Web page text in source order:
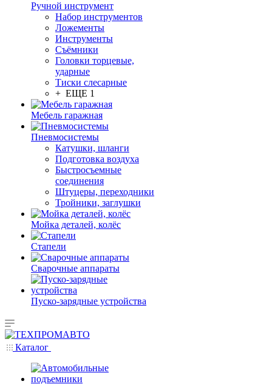
Ручной инструмент
Набор инструментов
Ложементы
Инструменты
Съёмники
Головки торцевые,
ударные
Тиски слесарные
+ ЕЩЕ 1
Мебель гаражная
Пневмосистемы
Катушки, шланги
Подготовка воздуха
Быстросъемные
соединения
Штуцеры, переходники
Тройники, заглушки
Мойка деталей, колёс
Стапели
Сварочные аппараты
Пуско-зарядные устройства
Каталог